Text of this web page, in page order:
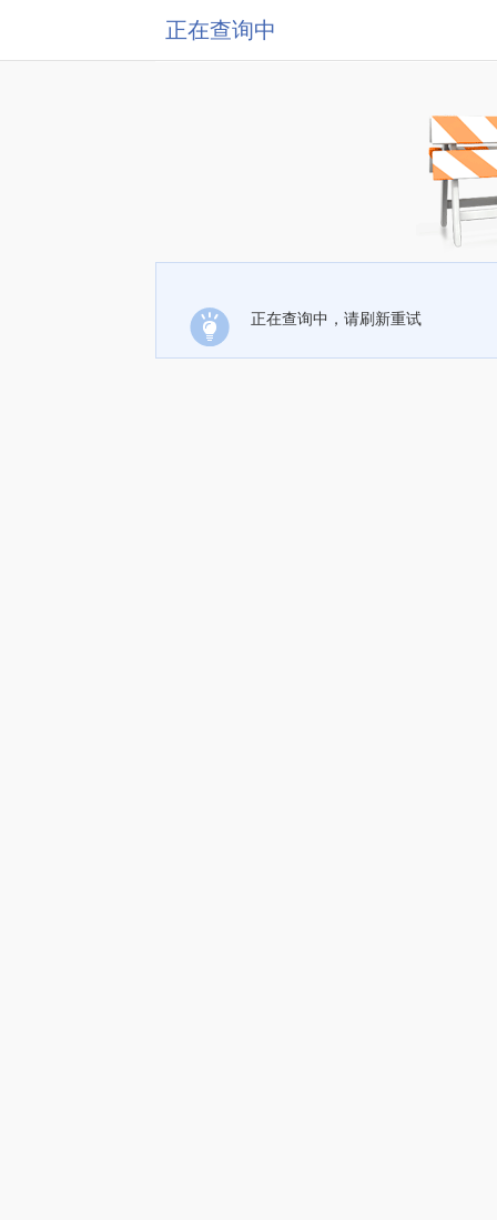
正在查询中
正在查询中，请刷新重试